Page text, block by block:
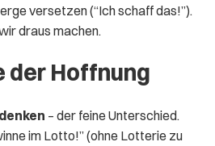
versetzen (“Ich schaff das!”).
draus machen.
der Hoffnung
– der feine Unterschied.
im Lotto!” (ohne Lotterie zu